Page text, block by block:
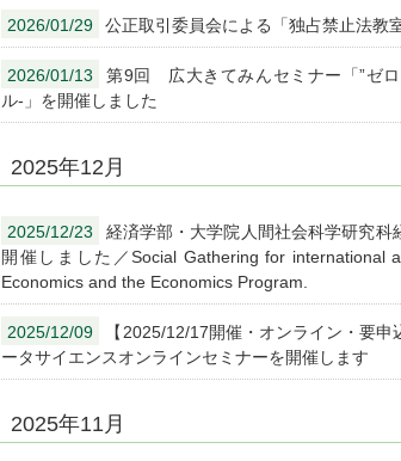
2026/01/29 公正取引委員会による「独占禁止法教
2026/01/13
第9回 広大きてみんセミナー「”ゼ
ル-」を開催しました
2025年12月
2025/12/23
経済学部・大学院人間社会科学研究
開催しました／Social Gathering for international
Economics and the Economics Program.
2025/12/09
【2025/12/17開催・オンライン・要
ータサイエンスオンラインセミナーを開催します
2025年11月